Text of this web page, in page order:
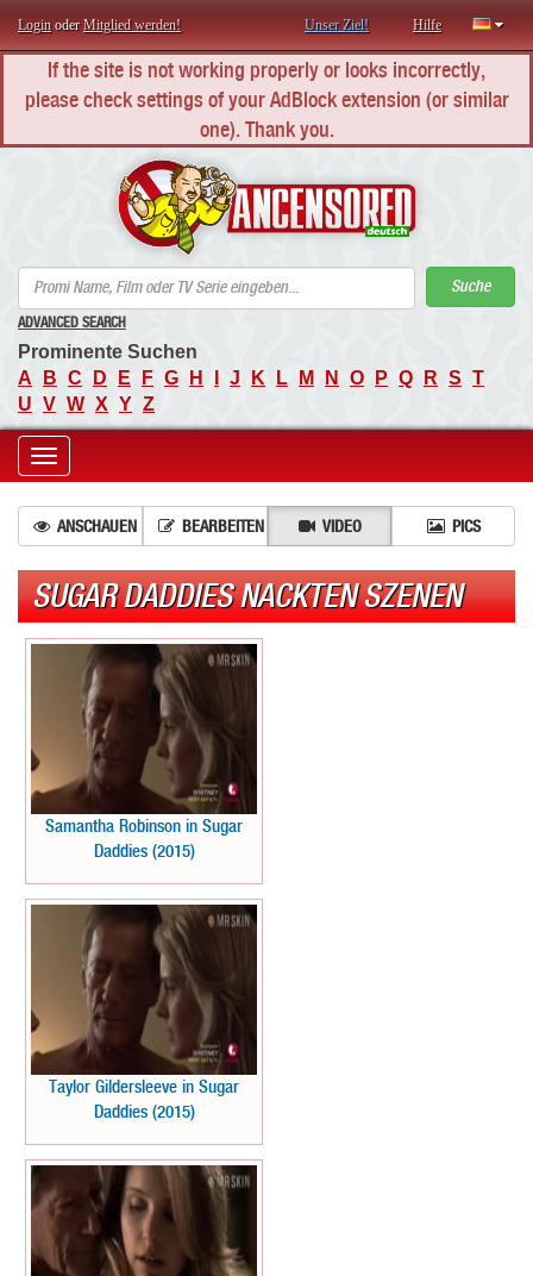
Login oderMitglied werden! Unser Ziel! Hilfe
If the site is not working properly or looks incorrectly,
please check settings of your AdBlock extension (or similar
one). Thank you.
Suche
ADVANCED SEARCH
Prominente Suchen
A
B C D E F G H J K L M N O P Q R S T
U V W X Y Z
Toggle
navigation
ANSCHAUEN BEARBEITEN VIDEO PICS
SUGAR DADDIES NACKTEN SZENEN
Samantha Robinson in Sugar
Daddies (2015)
Taylor Gildersleeve in Sugar
Daddies (2015)